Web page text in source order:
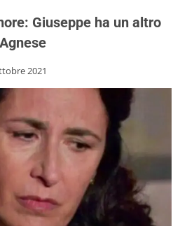
Giuseppe ha un altro
2021